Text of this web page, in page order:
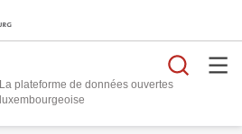
La plateforme de données ouvertes